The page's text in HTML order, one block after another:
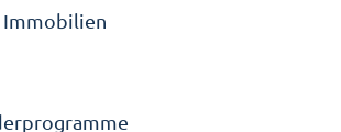
Immobilien